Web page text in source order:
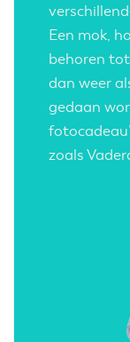
Een mok,
behoren
dan weer
gedaan
zoals